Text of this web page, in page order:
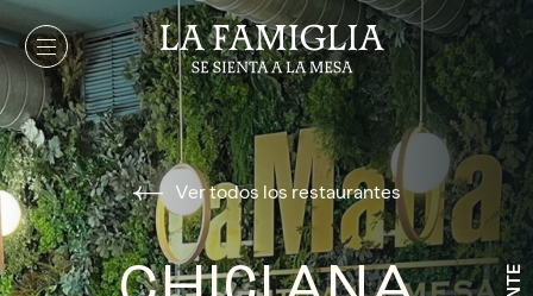
Ver todos los restaurantes